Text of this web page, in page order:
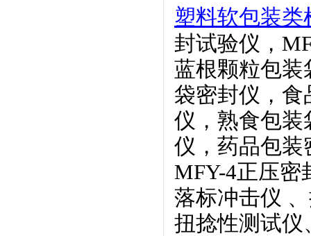
塑料软包装类
封试验仪，
蓝根颗粒包装
袋密封仪，
仪，熟食包装
仪，药品包装
MFY-4正压密
落标冲击仪
扭捻性测试仪